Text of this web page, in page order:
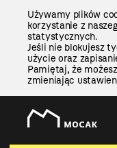
Używamy plików
korzystanie z
statystycznych.
Jeśli nie blokujesz
użycie oraz
Pamiętaj, że
zmieniając